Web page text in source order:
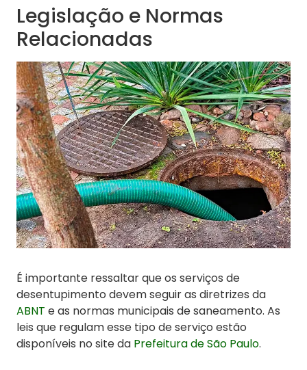
Legislação e Normas
Relacionadas
É importante ressaltar que os serviços de
desentupimento devem seguir as diretrizes da
ABNT e as normas municipais de saneamento. As
leis que regulam esse tipo de serviço estão
disponíveis no site da Prefeitura de São Paulo.